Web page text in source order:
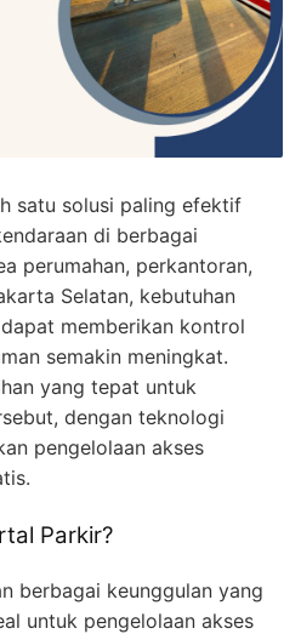
satu solusi paling efektif
di berbagai
perumahan, perkantoran,
Selatan, kebutuhan
memberikan kontrol
semakin meningkat.
yang tepat untuk
dengan teknologi
pengelolaan akses
Parkir?
berbagai keunggulan yang
untuk pengelolaan akses